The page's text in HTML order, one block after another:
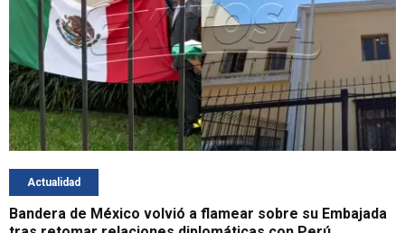
Actualidad
Bandera de México volvió a flamear sobre su Embajada